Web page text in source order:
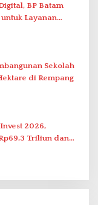
BP Batam
untuk Layanan
Sekolah
di Rempang
2026,
Triliun dan